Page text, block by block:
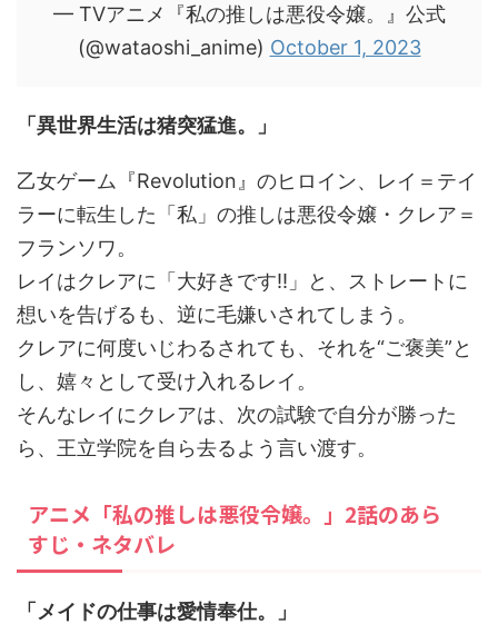
— TVアニメ『私の推しは悪役令嬢。』公式
(@wataoshi_anime) October 1, 2023
「異世界生活は猪突猛進。」
乙女ゲーム『Revolution』のヒロイン、レイ＝テイ
ラーに転生した「私」の推しは悪役令嬢・クレア＝
フランソワ。
レイはクレアに「大好きです!!」と、ストレートに
想いを告げるも、逆に毛嫌いされてしまう。
クレアに何度いじわるされても、それを“ご褒美”と
し、嬉々として受け入れるレイ。
そんなレイにクレアは、次の試験で自分が勝った
ら、王立学院を自ら去るよう言い渡す。
アニメ「私の推しは悪役令嬢。」2話のあら
すじ・ネタバレ
「メイドの仕事は愛情奉仕。」